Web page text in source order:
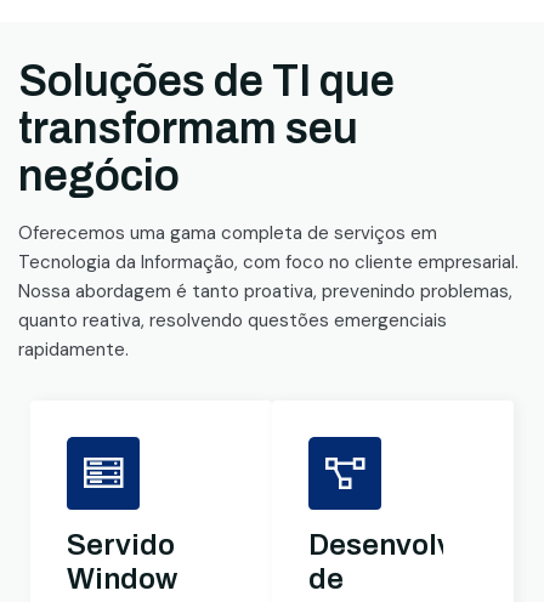
Soluções de TI que
transformam seu
negócio
Oferecemos uma gama completa de serviços em
Tecnologia da Informação, com foco no cliente empresarial.
Nossa abordagem é tanto proativa, prevenindo problemas,
quanto reativa, resolvendo questões emergenciais
rapidamente.
Servidores
Windows
de